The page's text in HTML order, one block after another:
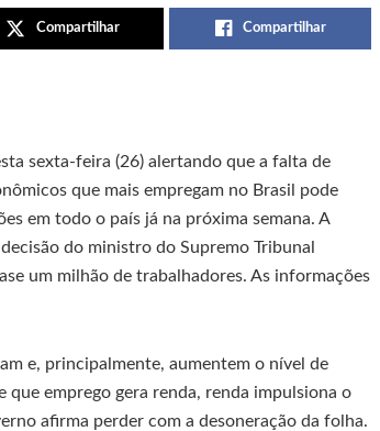
Compartilhar Compartilhar
sexta-feira (26) alertando que a falta de
que mais empregam no Brasil pode
em todo o país já na próxima semana. A
do ministro do Supremo Tribunal
um milhão de trabalhadores. As informações
e, principalmente, aumentem o nível de
emprego gera renda, renda impulsiona o
afirma perder com a desoneração da folha.